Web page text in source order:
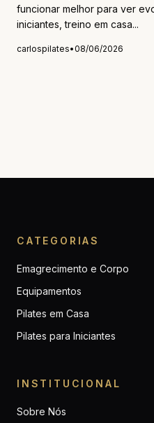
funcionar melhor para ver
iniciantes, treino em casa...
carlospilates•08/06/2026
CATEGORIAS
Emagrecimento e Corpo
Equipamentos
Pilates em Casa
Pilates para Iniciantes
INSTITUCIONAL
Sobre Nós